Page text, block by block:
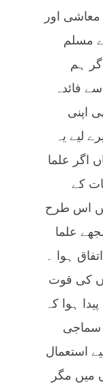
اور
مسلم
ہم
فائدہ
اپنی
لیے یہ
اگر علما
کے
اس طرح
علما
ہوا ۔
کی قوت
ہوا کہ
سماجی
استعمال
میں مگر